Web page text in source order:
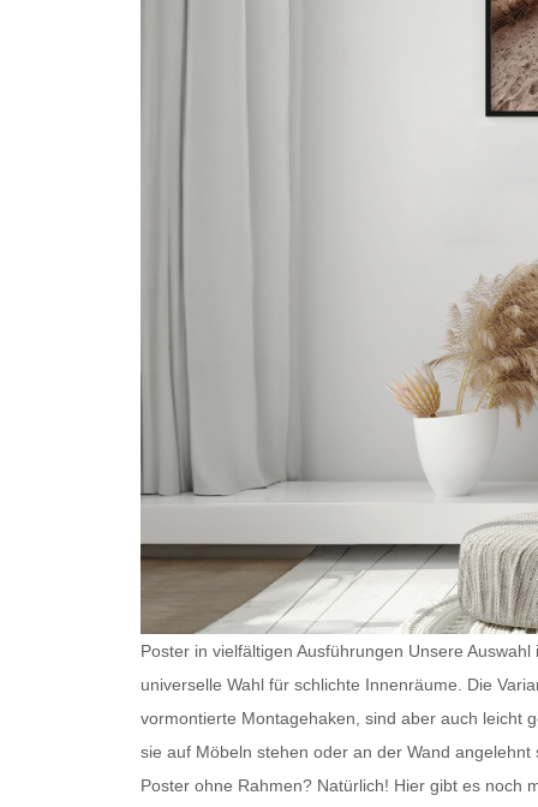
Poster in vielfältigen Ausführungen Unsere
universelle Wahl für schlichte Innenräume. Die
vormontierte Montagehaken, sind aber auch leicht
sie auf Möbeln stehen oder an der Wand
Poster ohne Rahmen? Natürlich! Hier gibt es noch